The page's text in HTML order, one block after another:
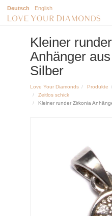
Deutsch English
Kleiner
Anhänger
Silber
Love Your Diamonds Produkte
Zeitlos schick
Kleiner runder Zirkonia